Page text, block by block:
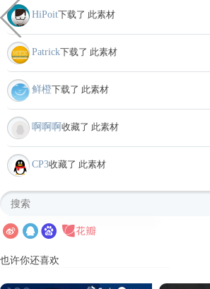
HiPoit下载了 此素材
Patrick下载了 此素材
鲜橙下载了 此素材
啊啊啊 收藏了 此素材
CP3收藏了 此素材
也许你还喜欢